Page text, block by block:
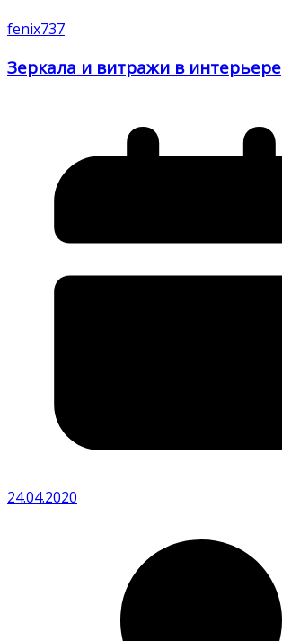
fenix737
Зеркала и витражи в интерьере
24.04.2020